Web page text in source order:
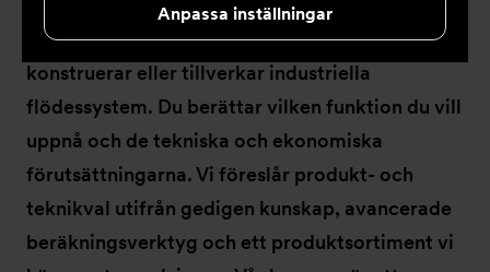
Anpassa inställningar
Engineered by Armatec är för dig som
konstruerar eller tillverkar industriella
flödessystem. Du berättar vilken funktion du vill
uppnå och de tekniska och ekonomiska
förutsättningarna. Vi föreslår produkt- och
teknikval utifrån gedigen kunskap, avancerade
beräkningsverktyg och ett produktsortiment vi